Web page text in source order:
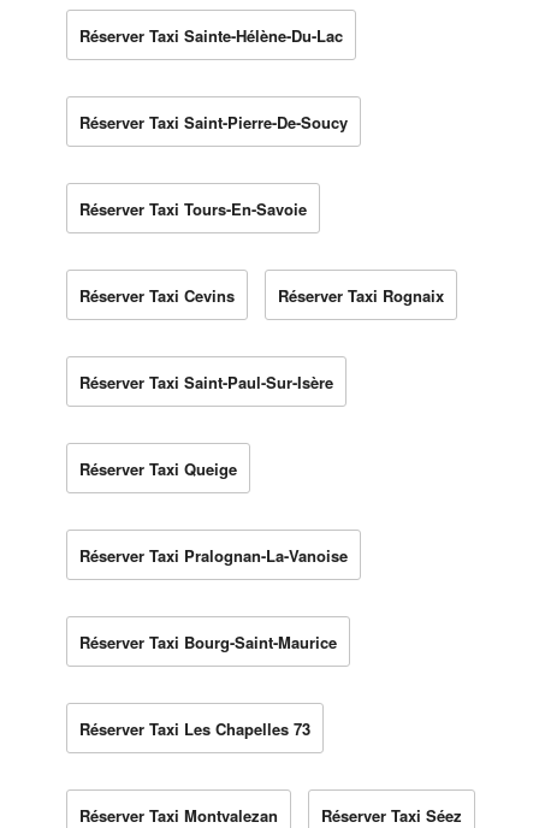
Réserver Taxi Sainte-Hélène-Du-Lac
Réserver Taxi Saint-Pierre-De-Soucy
Réserver Taxi Tours-En-Savoie
Réserver Taxi Cevins Réserver Taxi Rognaix
Réserver Taxi Saint-Paul-Sur-Isère
Réserver Taxi Queige
Réserver Taxi Pralognan-La-Vanoise
Réserver Taxi Bourg-Saint-Maurice
Réserver Taxi Les Chapelles 73
Réserver Taxi Montvalezan Réserver Taxi Séez